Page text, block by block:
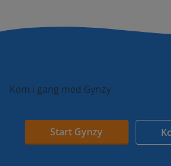
Kom i gang med Gynzy
Start Gynzy